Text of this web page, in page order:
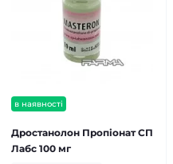
в наявності
Дростанолон Пропіонат СП
Лабс 100 мг